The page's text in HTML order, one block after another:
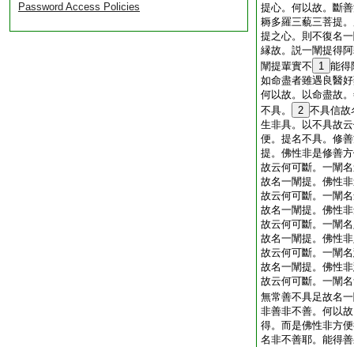
Password Access Policies
提心。何以故。斷
耨多羅三藐三菩提
提之心。則不復名
縁故。説一闡提得
闡提輩實不
1 能得
如命盡者雖遇良醫
何以故。以命盡故
不具。
2 不具信故
生非具。以不具故
便。提名不具。修
提。佛性非是修善
故云何可斷。一闡
故名一闡提。佛性
故云何可斷。一闡
故名一闡提。佛性
故云何可斷。一闡
故名一闡提。佛性
故云何可斷。一闡
故名一闡提。佛性
故云何可斷。一闡
無常善不具足故名
非善非不善。何以
得。而是佛性非方
名非不善耶。能得